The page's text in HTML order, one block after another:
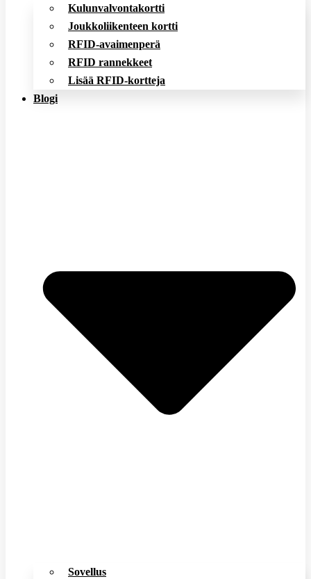
Kulunvalvontakortti
Joukkoliikenteen kortti
RFID-avaimenperä
RFID rannekkeet
Lisää RFID-kortteja
Blogi
Sovellus